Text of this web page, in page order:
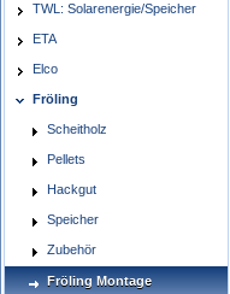
TWL: Solarenergie/Speicher
ETA
Elco
Fröling
Scheitholz
Pellets
Hackgut
Speicher
Zubehör
Fröling Montage